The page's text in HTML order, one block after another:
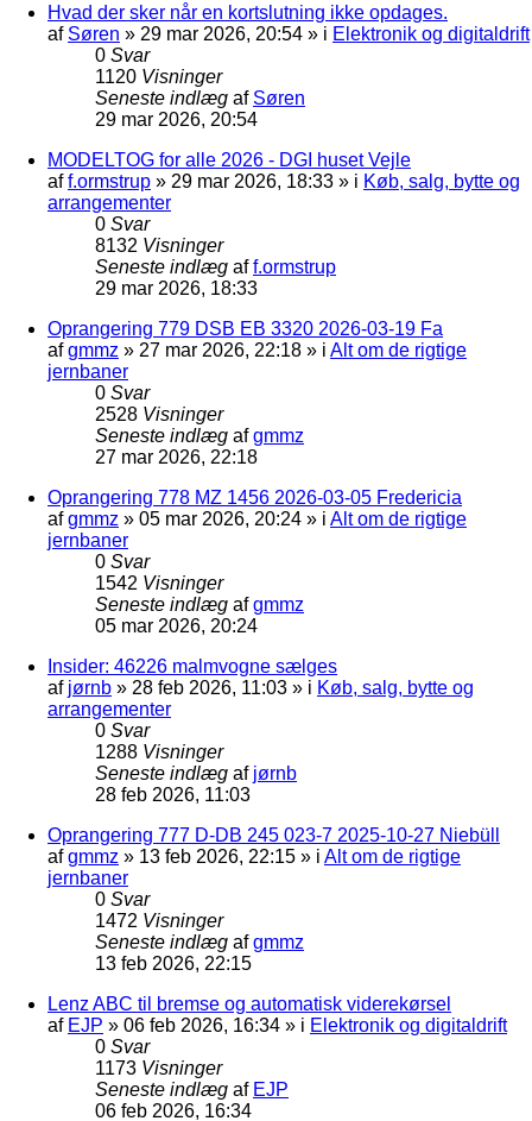
Hvad der sker når en kortslutning ikke opdages.
af Søren » 29 mar 2026, 20:54 » i Elektronik og digitaldrift
0 Svar
1120 Visninger
Seneste indlæg af Søren
29 mar 2026, 20:54
MODELTOG for alle 2026 - DGI huset Vejle
aff.ormstrup » 29 mar 2026, 18:33 » i Køb, salg, bytte og
arrangementer
0 Svar
8132 Visninger
Seneste indlæg aff.ormstrup
29 mar 2026, 18:33
Oprangering 779 DSB EB 3320 2026-03-19 Fa
afgmmz » 27 mar 2026, 22:18 » i Alt om de rigtige
jernbaner
0 Svar
2528 Visninger
Seneste indlæg afgmmz
27 mar 2026, 22:18
Oprangering 778 MZ 1456 2026-03-05 Fredericia
afgmmz » 05 mar 2026, 20:24 » i Alt om de rigtige
jernbaner
0 Svar
1542 Visninger
Seneste indlæg afgmmz
05 mar 2026, 20:24
Insider: 46226 malmvogne sælges
af jørnb » 28 feb 2026, 11:03 » i Køb, salg, bytte og
arrangementer
0 Svar
1288 Visninger
Seneste indlæg af jørnb
28 feb 2026, 11:03
Oprangering 777 D-DB 245 023-7 2025-10-27 Niebüll
afgmmz » 13 feb 2026, 22:15 » i Alt om de rigtige
jernbaner
0 Svar
1472 Visninger
Seneste indlæg afgmmz
13 feb 2026, 22:15
Lenz ABC til bremse og automatisk viderekørsel
af EJP » 06 feb 2026, 16:34 » i Elektronik og digitaldrift
0 Svar
1173 Visninger
Seneste indlæg af EJP
06 feb 2026, 16:34